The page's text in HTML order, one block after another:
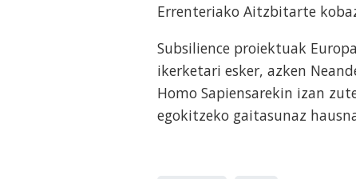
Errenteriako Aitzbitarte
Subsilience proiektuak
ikerketari esker, azken
Homo Sapiensarekin izan
egokitzeko gaitasunaz